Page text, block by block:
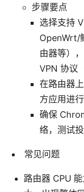
步骤要点
选择支持
OpenWrt/
由器等）
VPN 协议
在路由器
方应用进
确保
络，测试
常见问题
路由器 CPU